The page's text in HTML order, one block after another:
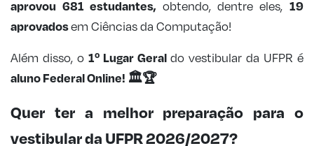
aprovou 681 estudantes, obtendo, dentre eles, 19
aprovadosem Ciências da Computação!
Além disso, o 1º Lugar Geraldo vestibular da UFPR é
aluno Federal Online! 🏛️🏆
Quer ter a melhor preparação para o
vestibular da UFPR 2026/2027?